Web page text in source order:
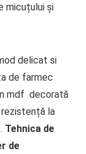
micuțului și
delicat si
de farmec
mdf decorată
la
Tehnica de
de